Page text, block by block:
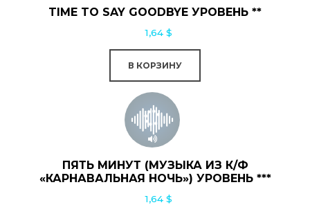
TIME TO SAY GOODBYE УРОВЕНЬ **
1,64 $
В КОРЗИНУ
ПЯТЬ МИНУТ (МУЗЫКА ИЗ К/Ф
«КАРНАВАЛЬНАЯ НОЧЬ») УРОВЕНЬ ***
1,64 $